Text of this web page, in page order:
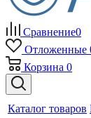
Сравнение0
Отложенные
Корзина 0
Каталог товаров